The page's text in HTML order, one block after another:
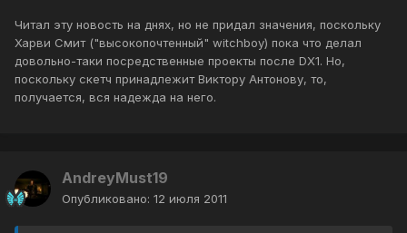
Читал эту новость на днях, но не придал значения, поскольку
Харви Смит ("высокопочтенный" witchboy) пока что делал
довольно-таки посредственные проекты после DX1. Но,
поскольку скетч принадлежит Виктору Антонову, то,
получается, вся надежда на него.
AndreyMust19
Опубликовано: 12 июля 2011